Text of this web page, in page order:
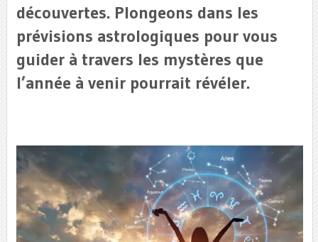
découvertes. Plongeons dans les
prévisions astrologiques pour vous
guider à travers les mystères que
l’année à venir pourrait révéler.